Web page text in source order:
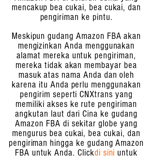
mencakup bea cukai, bea cukai, dan
pengiriman ke pintu.
Meskipun gudang Amazon FBA akan
mengizinkan Anda menggunakan
alamat mereka untuk pengiriman,
mereka tidak akan membayar bea
masuk atas nama Anda dan oleh
karena itu Anda perlu menggunakan
pengirim seperti CNXtrans yang
memiliki akses ke rute pengiriman
angkutan laut dari Cina ke gudang
Amazon FBA di sekitar globe yang
mengurus bea cukai, bea cukai, dan
pengiriman hingga ke gudang Amazon
FBA untuk Anda. Clickdi sini untuk